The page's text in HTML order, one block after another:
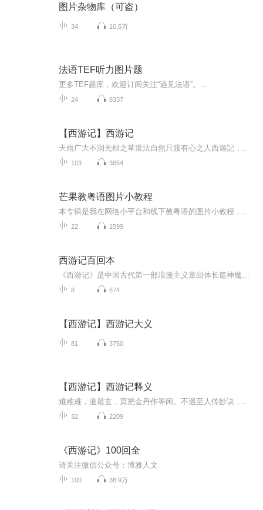
图片杂物库（可盗）
34 10.5万
法语TEF听力图片题
更多TEF题库，欢迎订阅关注“遇见法语”。...
24 8337
【西游记】西游记
103 3854
芒果教粤语图片小教程
22 1599
西游记百回本
8 674
【西游记】西游记大义
81 3750
【西游记】西游记释义
32 2209
《西游记》100回全
请关注微信公众号：博雅人文
100 38.9万